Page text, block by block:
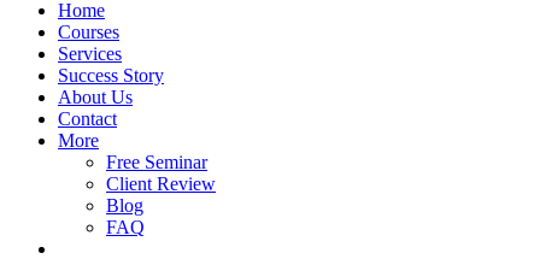
Home
Courses
Services
Success Story
About Us
Contact
More
Free Seminar
Client Review
Blog
FAQ